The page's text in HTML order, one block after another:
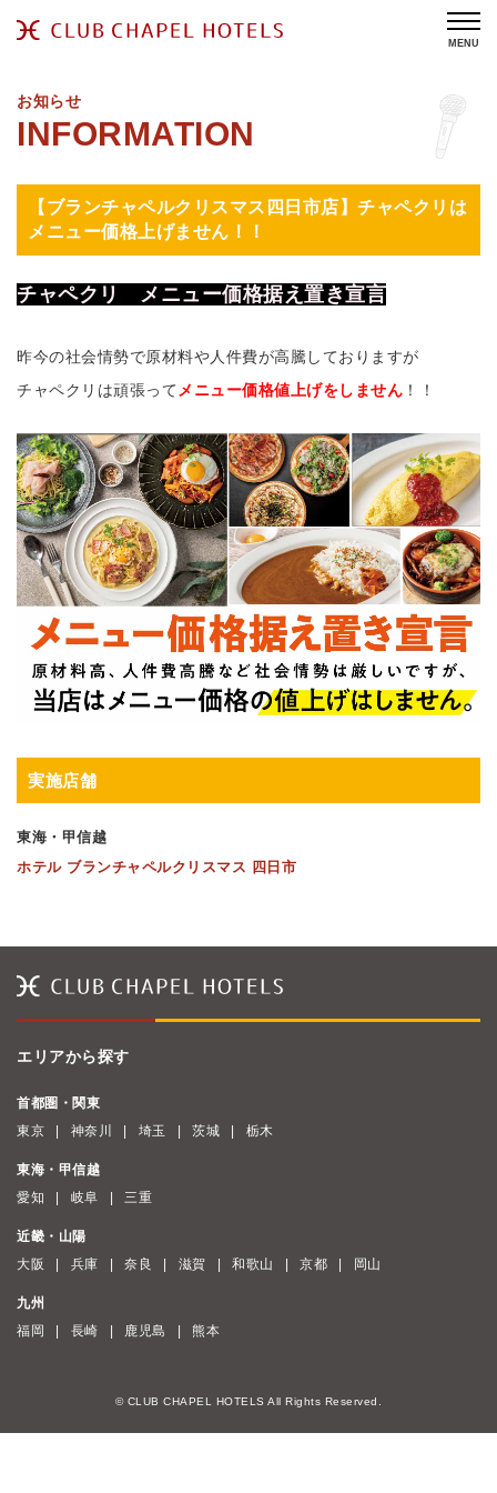
MENU
お知らせ
【ブランチャペルクリスマス四日市店】チャペクリは
メニュー価格上げません！！
チャペクリ メニュー価格据え置き宣言
昨今の社会情勢で原材料や人件費が高騰しておりますが
チャペクリは頑張って メニュー価格値上げをしません ！！
実施店舗
東海・甲信越
ホテル ブランチャペルクリスマス 四日市
エリアから探す
首都圏・関東
東京
神奈川 埼玉 茨城 栃木
東海・甲信越
愛知
岐阜 三重
近畿・山陽
大阪
兵庫 奈良 滋賀 和歌山 京都 岡山
九州
福岡
長崎 鹿児島 熊本
© CLUB CHAPEL HOTELS All Rights Reserved.